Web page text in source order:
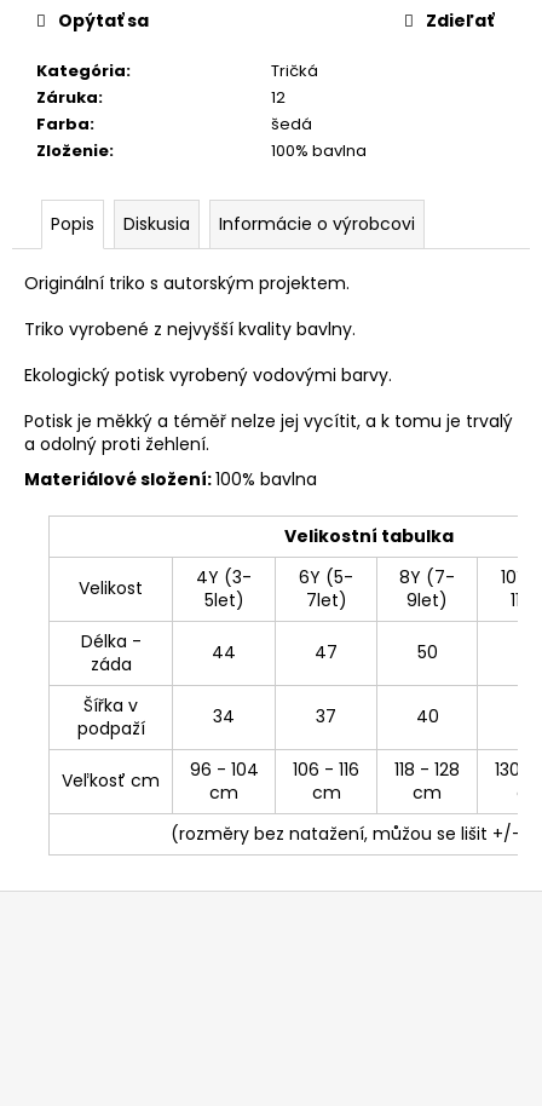
Kategória:
Tričká
Záruka:
12
Farba:
šedá
Zloženie: 100% bavlna
Opýtať sa Zdieľať
Popis Diskusia Informácie o výrobcovi
Originální triko s autorským projektem.
Triko vyrobené z nejvyšší kvality bavlny.
Ekologický potisk vyrobený vodovými barvy.
Potisk je měkký a téměř nelze jej vycítit, a k tomu je trvalý
a odolný proti žehlení.
Materiálové složení:100% bavlna
Velikostní tabulka
Velikost
4Y (3-
5let)
6Y (5-
7let)
8Y (7-
9let)
10Y
Délka -
záda
44 47 50
Šířka v
podpaží
34 37 40
Veľkosť cm
96 - 104
cm
106 - 116
cm
118 - 128
cm
130 -
(rozměry bez natažení, můžou se lišit +/-
Z